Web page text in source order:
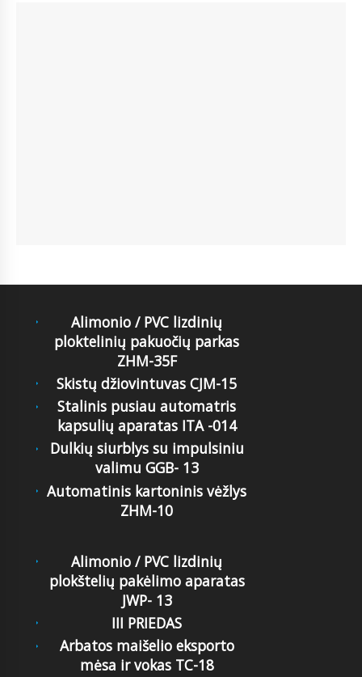
Alimonio / PVC lizdinių
ploktelinių pakuočių parkas
ZHM-35F
Skistų džiovintuvas CJM-15
Stalinis pusiau automatris
kapsulių aparatas ITA -014
Dulkių siurblys su impulsiniu
valimu GGB- 13
Automatinis kartoninis vėžlys
ZHM-10
Alimonio / PVC lizdinių
plokštelių pakėlimo aparatas
JWP- 13
III PRIEDAS
Arbatos maišelio eksporto
mėsa ir vokas TC-18